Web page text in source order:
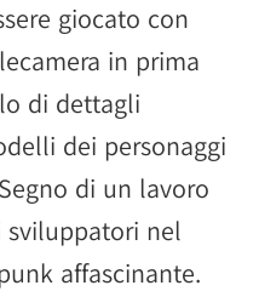
giocato con
in prima
di dettagli
dei personaggi
di un lavoro
sviluppatori nel
affascinante.